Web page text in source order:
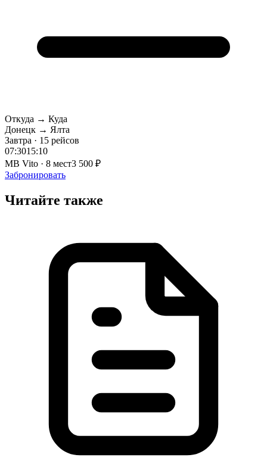
Откуда → Куда
Донецк → Ялта
Завтра · 15 рейсов
07:3015:10
MB Vito · 8 мест3 500 ₽
Забронировать
Читайте также